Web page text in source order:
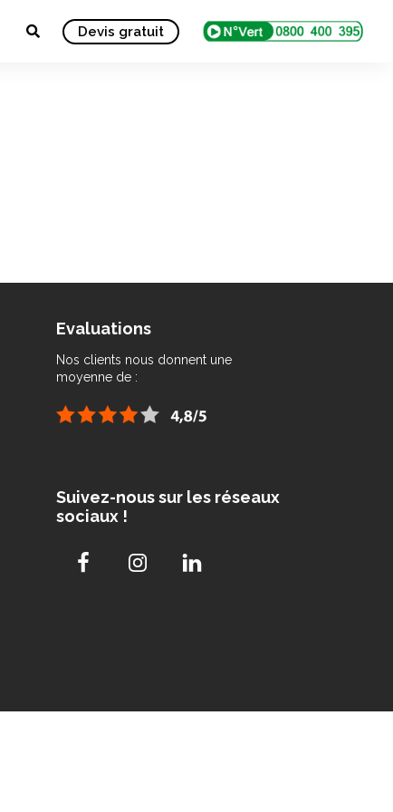
Devis gratuit
Evaluations
Nos clients nous donnent une
moyenne de :
Suivez-nous sur les réseaux
sociaux !